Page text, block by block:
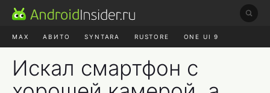
MAX АВИТО SYNTARA RUSTORE ONE UI 9
Искал смартфон с